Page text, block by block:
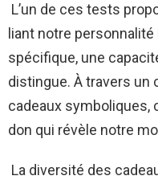
L’un de ces tests
liant notre
spécifique, une
distingue. À travers un
cadeaux symboliques,
don qui révèle notre
La diversité des